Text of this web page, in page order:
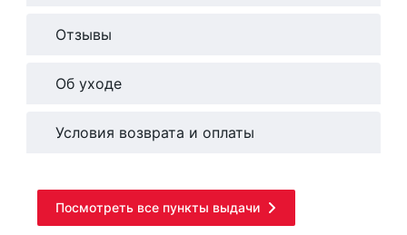
Отзывы
Об уходе
Условия возврата и оплаты
Посмотреть все пункты выдачи